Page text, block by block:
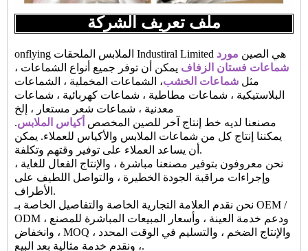
ملف تعريف الشركة
onflying الملابس الملحقات Industiral Limited هي الصين مورد
شماعات فستان الزفاف يمكن أن توفر جميع أنواع الشماعات ،
مثل شماعات الخشب، الشماعات المخملية ، الشماعات
البلاستيكية ، شماعات مطاطية ، شماعات كهربائية ، شماعات
معدنية ، شماعات شعر مستعار ، إلخ
مصنعنا لديه خط إنتاج آخر للصين المخصص أكياس الملابس.
يمكننا إنتاج كل من شماعات الملابس والأكياس للعملاء. يمكن
أن يساعد العملاء على توفير وقتهم وتكلفة.
نحن معروفون بتوفير مصنعنا مباشرة ، والإنتاج الفعال للغاية ،
وإجراءات مراقبة الجودة الخطيرة ، والتواصل اللطيف على
الأطراف.
نحن نقدم العلامة التجارية الخاصة والتفاصيل الخاصة بـ OEM /
ODM ، ودعم خدمة العينة ، وأسعار المبيعات المباشرة للمصنع
، وانخفاض MOQ ، والإنتاج الضخم ، والتسليم في الوقت المحدد
، ونقدم خدمة مثالية بعد البيع.